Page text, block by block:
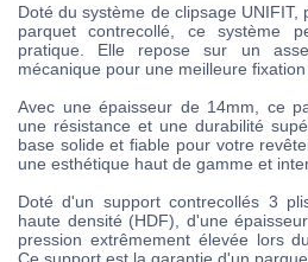
Doté du système de clipsage
parquet contrecollé, ce système
pratique. Elle repose sur un
mécanique pour une meilleure
Avec une épaisseur de 14mm, ce
une résistance et une durabilité
base solide et fiable pour votre
une esthétique haut de gamme et
Doté d'un support contrecollés 3
haute densité (HDF), d'une
pression extrêmement élevée lors